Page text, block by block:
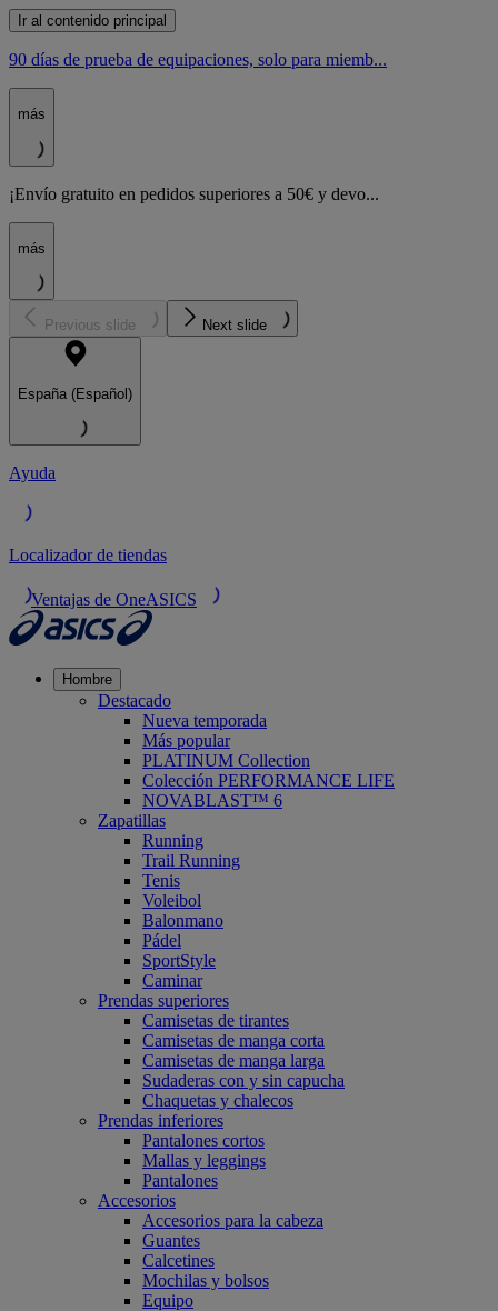
Ir al contenido principal
90 días de prueba de equipaciones, solo para miemb...
más
¡Envío gratuito en pedidos superiores a 50€ y devo...
más
Previous slide Next slide
España (Español)
Ayuda
Localizador de tiendas
Ventajas de OneASICS
Hombre
Destacado
Nueva temporada
Más popular
PLATINUM Collection
Colección PERFORMANCE LIFE
NOVABLAST™ 6
Zapatillas
Running
Trail Running
Tenis
Voleibol
Balonmano
Pádel
SportStyle
Caminar
Prendas superiores
Camisetas de tirantes
Camisetas de manga corta
Camisetas de manga larga
Sudaderas con y sin capucha
Chaquetas y chalecos
Prendas inferiores
Pantalones cortos
Mallas y leggings
Pantalones
Accesorios
Accesorios para la cabeza
Guantes
Calcetines
Mochilas y bolsos
Equipo